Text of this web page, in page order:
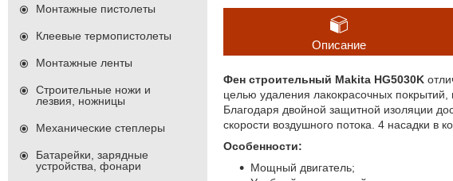
Описание
Фен строительный Makita HG5030K
целью удаления лакокрасочных покрытий,
Благодаря двойной защитной изоляции
скорости воздушного потока. 4 насадки в
Особенности:
Мощный двигатель;
Монтажные пистолеты
Клеевые термопистолеты
Монтажные ленты
Строительные ножи и
лезвия, ножницы
Механические степлеры
Батарейки, зарядные
устройства, фонари